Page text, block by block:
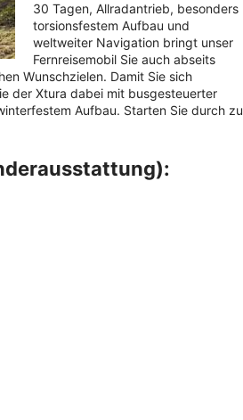
30 Tagen, Allradantrieb, besonders
torsionsfestem Aufbau und
weltweiter Navigation bringt unser
Fernreisemobil Sie auch abseits
Wunschzielen. Damit Sie sich
der Xtura dabei mit busgesteuerter
Aufbau. Starten Sie durch zu